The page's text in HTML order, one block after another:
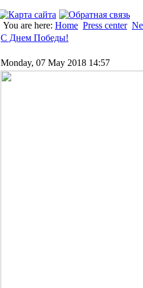
You are here: Home Press center
С Днем Победы!
Monday, 07 May 2018 14:57